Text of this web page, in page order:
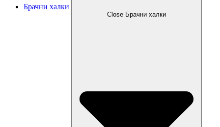
Брачни халки
Close Брачни халки